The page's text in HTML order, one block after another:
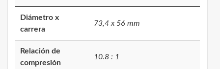
Diámetro x
carrera
73,4 x 56 mm
Relación de
compresión
10.8 : 1